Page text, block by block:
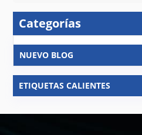
Categorías
NUEVO BLOG
ETIQUETAS CALIENTES